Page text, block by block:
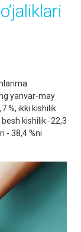
yanvar-may
%, ikki kishilik
besh kishilik -22,3
- 38,4 %ni